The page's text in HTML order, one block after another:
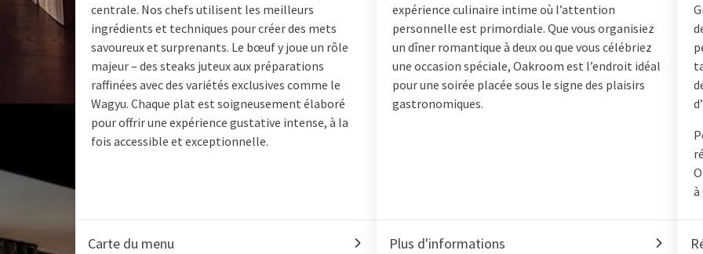
centrale. Nos chefs utilisent les meilleurs
ingrédients et techniques pour créer des mets
savoureux et surprenants. Le bœuf y joue un rôle
majeur – des steaks juteux aux préparations
raffinées avec des variétés exclusives comme le
Wagyu. Chaque plat est soigneusement élaboré
pour offrir une expérience gustative intense, à la
fois accessible et exceptionnelle.
Carte du menu
expérience culinaire intime où l’attention
personnelle est primordiale. Que vous organisiez
un dîner romantique à deux ou que vous célébriez
une occasion spéciale, Oakroom est l’endroit idéal
pour une soirée placée sous le signe des plaisirs
gastronomiques.
Plus d'informations
à